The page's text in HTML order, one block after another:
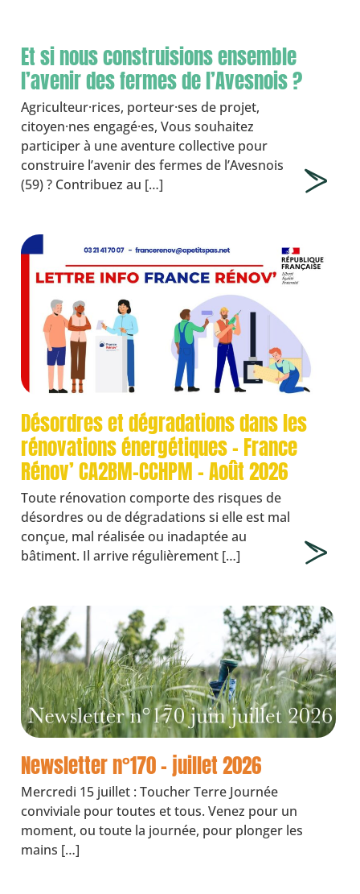
Et si nous construisions ensemble
l’avenir des fermes de l’Avesnois ?
Agriculteur·rices, porteur·ses de projet,
citoyen·nes engagé·es, Vous souhaitez
participer à une aventure collective pour
construire l’avenir des fermes de l’Avesnois
(59) ? Contribuez au […]
Désordres et dégradations dans les
rénovations énergétiques – France
Rénov’ CA2BM-CCHPM – Août 2026
Toute rénovation comporte des risques de
désordres ou de dégradations si elle est mal
conçue, mal réalisée ou inadaptée au
bâtiment. Il arrive régulièrement […]
Newsletter n°170 – juillet 2026
Mercredi 15 juillet : Toucher Terre Journée
conviviale pour toutes et tous. Venez pour un
moment, ou toute la journée, pour plonger les
mains […]